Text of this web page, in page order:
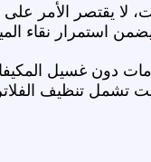
يقتصر الأمر على
يضمن استمرار نقاء
دون غسيل
تشمل تنظيف